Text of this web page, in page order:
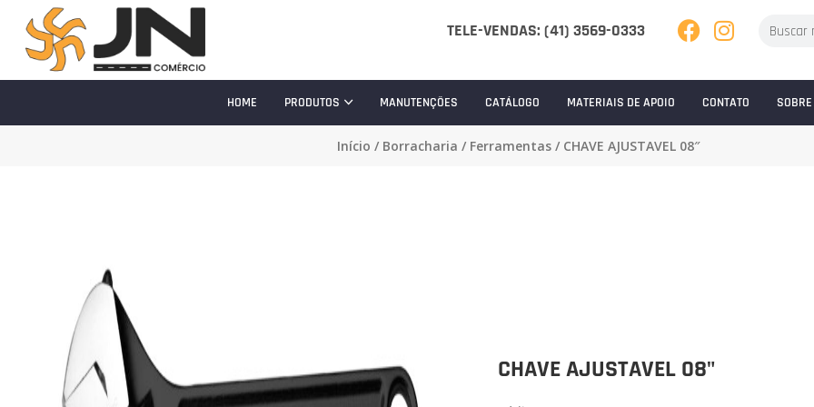
TELE-VENDAS: (41) 3569-0333
HOME PRODUTOS MANUTENÇÕES CATÁLOGO MATERIAIS DE APOIO CONTATO
Início / Borracharia / Ferramentas/ CHAVE AJUSTAVEL 08″
CHAVE AJUSTAVEL 08"